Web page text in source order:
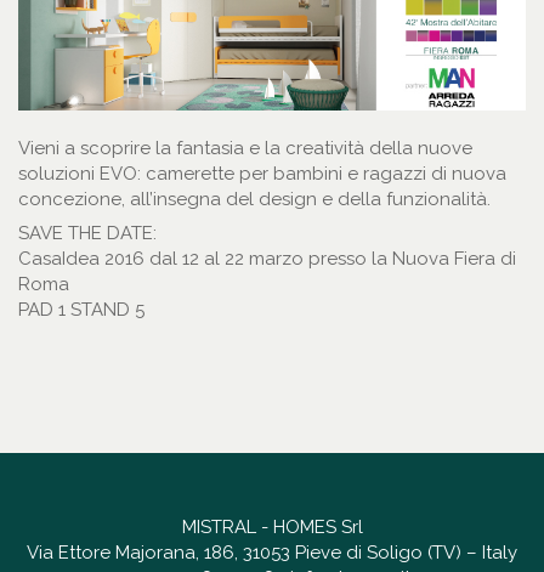
Vieni a scoprire la fantasia e la creatività della nuove
soluzioni EVO: camerette per bambini e ragazzi di nuova
concezione, all’insegna del design e della funzionalità.
SAVE THE DATE:
CasaIdea 2016 dal 12 al 22 marzo presso la Nuova Fiera di
Roma
PAD 1 STAND 5
MISTRAL - HOMES Srl
Via Ettore Majorana, 186, 31053 Pieve di Soligo (TV) – Italy